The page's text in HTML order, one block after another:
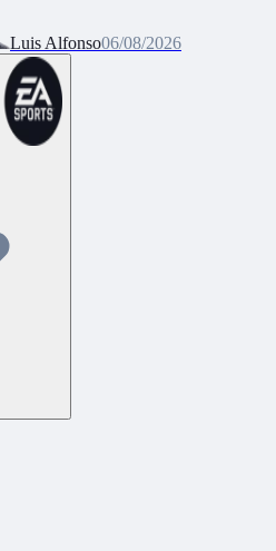
Luis Alfonso06/08/2026